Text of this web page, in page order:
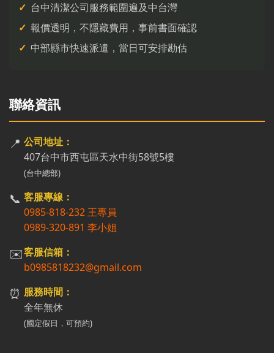
台中清潔公司服務範圍遍及中台灣
報價透明，不隱藏費用，事前書面確認
中部縣市快速派遣，當日可安排勘估
聯絡資訊
📍 公司地址：
407台中市西屯區天水中街58號5樓
(台中總部)
📞 客服專線：
0985-818-232 王專員
0989-320-891 李小姐
✉️客服信箱：
b0985818232@gmail.com
⏰ 服務時間：
全年無休
(國定假日，可預約)